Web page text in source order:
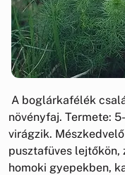
A boglárkafélék
növényfaj. Termete:
virágzik.
pusztafüves lejtőkön,
homoki gyepekben,